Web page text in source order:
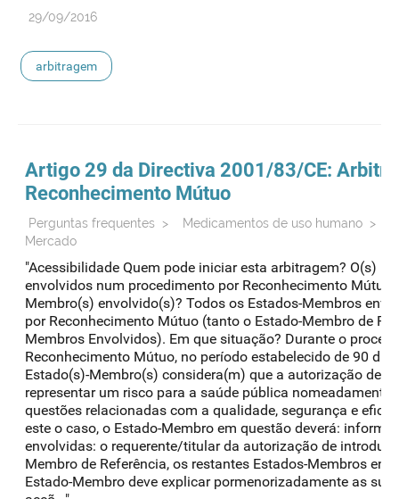
29/09/2016
arbitragem
Artigo 29 da Directiva 2001/83/CE:
Reconhecimento Mútuo
Perguntas frequentes > Medicamentos de uso humano >
Mercado
"Acessibilidade Quem pode iniciar esta arbitragem? O(s)
envolvidos num procedimento por Reconhecimento
Membro(s) envolvido(s)? Todos os Estados-Membros
por Reconhecimento Mútuo (tanto o Estado-Membro de
Membros Envolvidos). Em que situação? Durante o
Reconhecimento Mútuo, no período estabelecido de 90
Estado(s)-Membro(s) considera(m) que a autorização de
representar um risco para a saúde pública nomeadamente
questões relacionadas com a qualidade, segurança e
este o caso, o Estado-Membro em questão deverá:
envolvidas: o requerente/titular da autorização de
Membro de Referência, os restantes Estados-Membros
Estado-Membro deve explicar pormenorizadamente as